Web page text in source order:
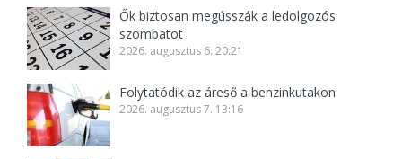
Ők biztosan megússzák a ledolgozós
szombatot
2026. augusztus 6. 20:21
Folytatódik az áreső a benzinkutakon
2026. augusztus 7. 13:16